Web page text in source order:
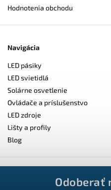
Hodnotenia obchodu
Navigácia
LED pásiky
LED svietidlá
Solárne osvetlenie
Ovládače a príslušenstvo
LED zdroje
Lišty a profily
Blog
Odoberať